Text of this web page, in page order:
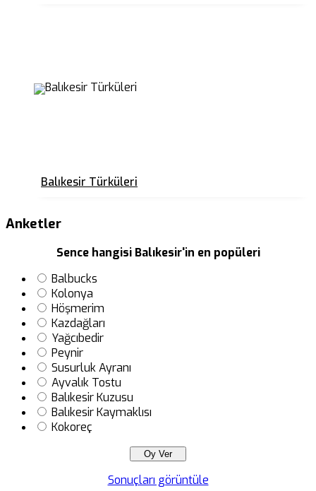
Balıkesir Türküleri
Anketler
Sence hangisi Balıkesir'in en popüleri
Balbucks
Kolonya
Höşmerim
Kazdağları
Yağcıbedir
Peynir
Susurluk Ayranı
Ayvalık Tostu
Balıkesir Kuzusu
Balıkesir Kaymaklısı
Kokoreç
Sonuçları görüntüle